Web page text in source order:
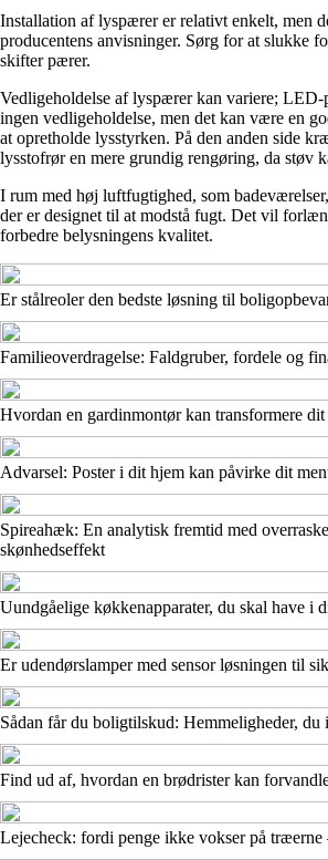
Installation af lyspærer er relativt enkelt, men
producentens anvisninger. Sørg for at slukke
skifter pærer.
Vedligeholdelse af lyspærer kan variere;
ingen vedligeholdelse, men det kan være en
at opretholde lysstyrken. På den anden side
lysstofrør en mere grundig rengøring, da støv
I rum med høj luftfugtighed, som
der er designet til at modstå fugt. Det vil
forbedre belysningens kvalitet.
Er stålreoler den bedste løsning til
Familieoverdragelse: Faldgruber, fordele og
Hvordan en gardinmontør kan transformere
Advarsel: Poster i dit hjem kan påvirke dit
Spireahæk: En analytisk fremtid med
skønhedseffekt
Uundgåelige køkkenapparater, du skal have i
Er udendørslamper med sensor løsningen til
Sådan får du boligtilskud: Hemmeligheder, du
Find ud af, hvordan en brødrister kan
Lejecheck: fordi penge ikke vokser på træerne